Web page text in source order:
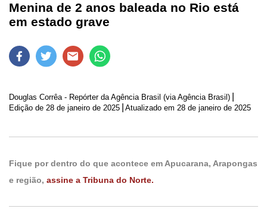
Menina de 2 anos baleada no Rio está
em estado grave
Douglas Corrêa - Repórter da Agência Brasil (via Agência Brasil)
Edição de 28 de janeiro de 2025 Atualizado em 28 de janeiro de 2025
Fique por dentro do que acontece em Apucarana, Arapongas
e região, assine a Tribuna do Norte.